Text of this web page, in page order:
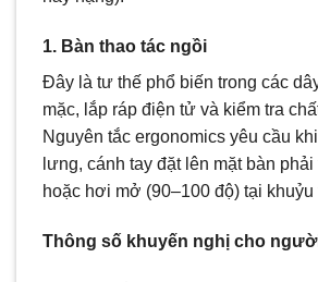
1. Bàn thao tác ngồi
Đây là tư thế phổ biến trong các
mặc, lắp ráp điện tử và kiểm tra
Nguyên tắc ergonomics yêu cầu
lưng, cánh tay đặt lên mặt bàn
hoặc hơi mở (90–100 độ) tại khuỷu
Thông số khuyến nghị cho